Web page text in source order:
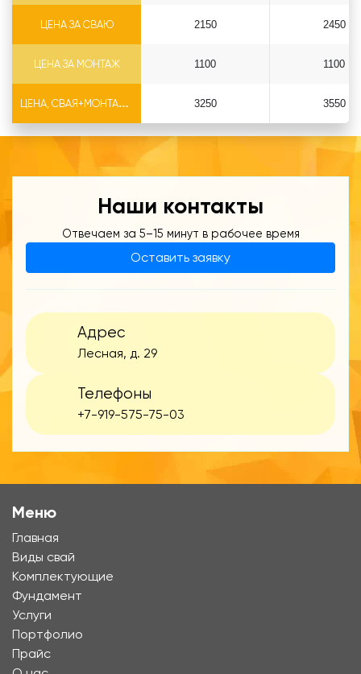
ЦЕНА ЗА СВАЮ
ЦЕНА ЗА МОНТАЖ
ЦЕНА, СВАЯ+МОНТАЖ (БЕЗ ОГОЛОВКА)
2150
1100
3250
2450
1100
3550
Наши контакты
Отвечаем за 5–15 минут в рабочее время
Оставить заявку
Адрес
Лесная, д. 29
Телефоны
+7-919-575-75-03
Меню
Главная
Виды свай
Комплектующие
Фундамент
Услуги
Портфолио
Прайс